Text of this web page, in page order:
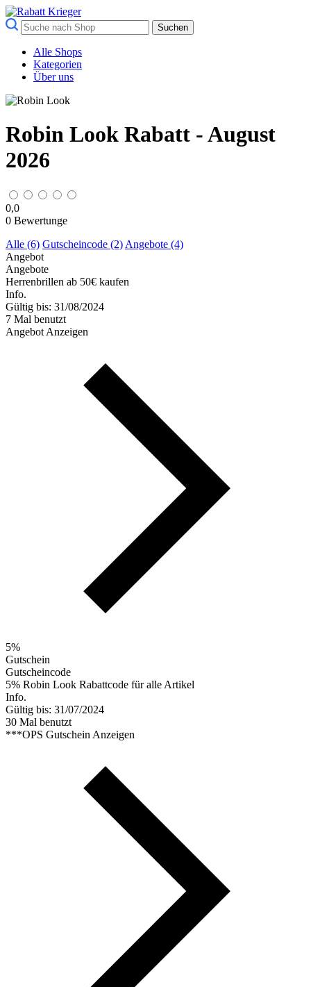
Suchen
Alle Shops
Kategorien
Über uns
Robin Look Rabatt - August
2026
0,0
0 Bewertunge
Alle (6) Gutscheincode (2) Angebote (4)
Angebot
Angebote
Herrenbrillen ab 50€ kaufen
Info.
Gültig bis: 31/08/2024
7 Mal benutzt
Angebot Anzeigen
5%
Gutschein
Gutscheincode
5% Robin Look Rabattcode für alle Artikel
Info.
Gültig bis: 31/07/2024
30 Mal benutzt
***OPS Gutschein Anzeigen